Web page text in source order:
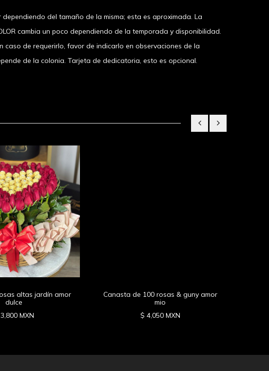
del tamaño de la misma; esta es aproximada. La
cambia un poco dependiendo de la temporada y disponibilidad.
caso de requerirlo, favor de indicarlo en observaciones de la
de la colonia. Tarjeta de dedicatoria, esto es opcional.
altas jardín amor
dulce
MXN
Canasta de 100 rosas & guny amor
mio
$ 4,050 MXN